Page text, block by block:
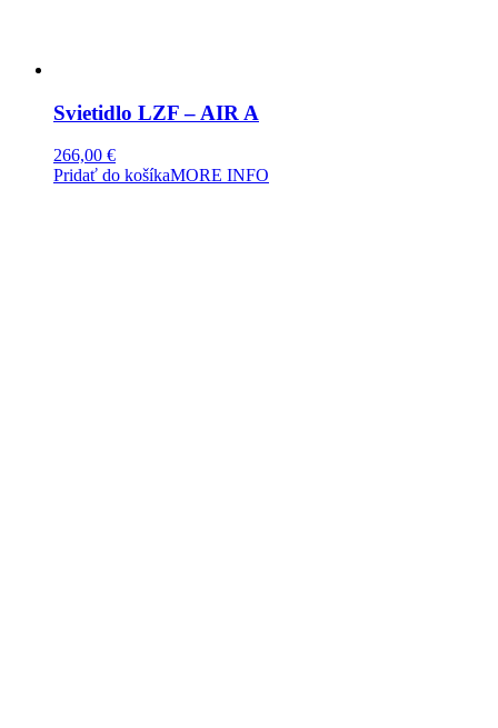
Svietidlo LZF – AIR A
266,00 €
Pridať do košíkaMORE INFO